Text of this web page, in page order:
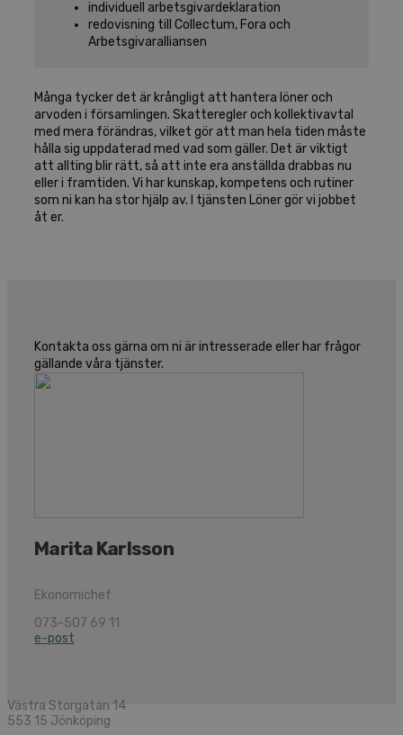
individuell arbetsgivardeklaration
redovisning till Collectum, Fora och
Arbetsgivaralliansen
Många tycker det är krångligt att hantera löner och
arvoden i församlingen. Skatteregler och kollektivavtal
med mera förändras, vilket gör att man hela tiden måste
hålla sig uppdaterad med vad som gäller. Det är viktigt
att allting blir rätt, så att inte era anställda drabbas nu
eller i framtiden. Vi har kunskap, kompetens och rutiner
som ni kan ha stor hjälp av. I tjänsten Löner gör vi jobbet
åt er.
Kontakta oss gärna om ni är intresserade eller har frågor
gällande våra tjänster.
Marita Karlsson
Ekonomichef
073-507 69 11
e-post
Västra Storgatan 14
553 15 Jönköping